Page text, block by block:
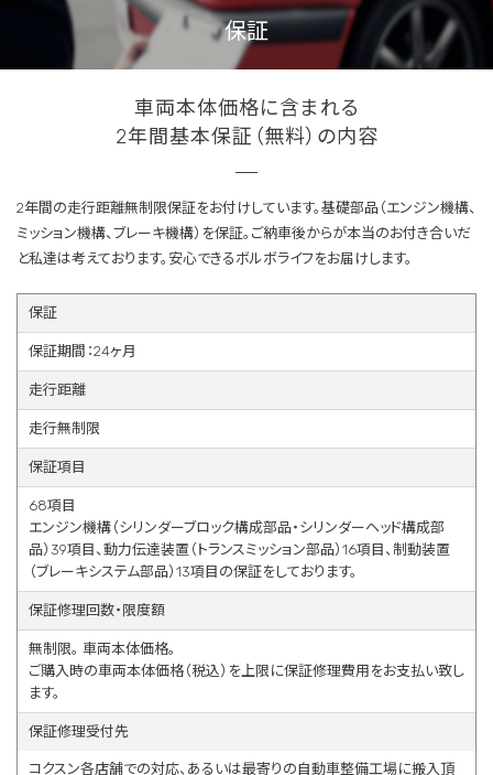
保証
車両本体価格に含まれる
2年間基本保証（無料）の内容
2年間の走行距離無制限保証をお付けしています。基礎部品（エンジン機構、
ミッション機構、ブレーキ機構）を保証。ご納車後からが本当のお付き合いだ
と私達は考えております。安心できるボルボライフをお届けします。
保証
保証期間：24ヶ月
走行距離
走行無制限
保証項目
68項目
エンジン機構（シリンダーブロック構成部品・シリンダーヘッド構成部
品）39項目、動力伝達装置（トランスミッション部品）16項目、制動装置
（ブレーキシステム部品）13項目の保証をしております。
保証修理回数・限度額
無制限。 車両本体価格。
ご購入時の車両本体価格（税込）を上限に保証修理費用をお支払い致し
ます。
保証修理受付先
コクスン各店舗での対応、あるいは最寄りの自動車整備工場に搬入頂